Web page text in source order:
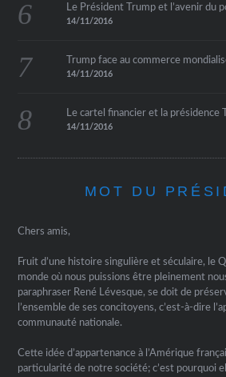
Le Président Trump et l’avenir du
14/11/2016
Trump face au commerce
14/11/2016
Le cartel financier et la présidence
14/11/2016
MOT DU
Chers amis,
Fruit d’une histoire singulière et séculaire, le
monde où nous puissions être pleinement
paraphraser René Lévesque, se doit de
l’ensemble de ses concitoyens, c’est-à-dire
communauté nationale.
Cette idée d’appartenance à l’Amérique
particularité de notre société; c’est pourquoi